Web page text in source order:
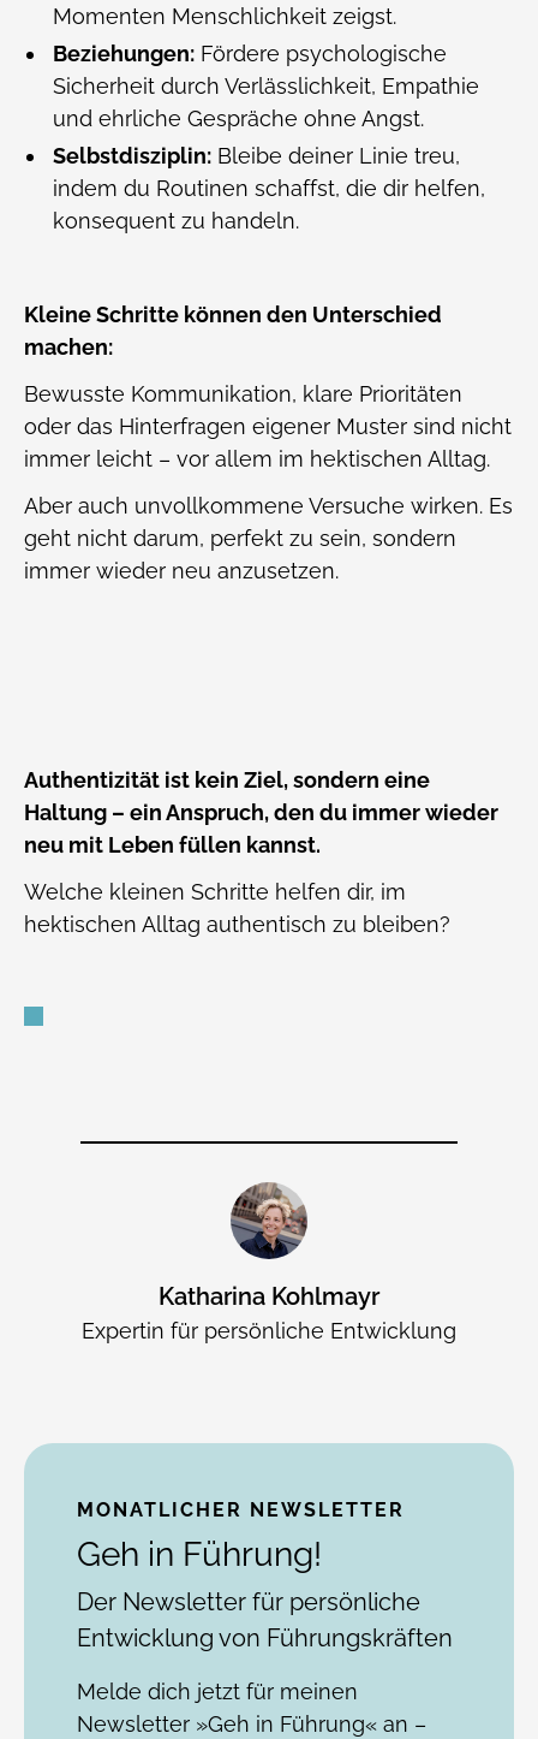
Momenten Menschlichkeit zeigst.
Beziehungen: Fördere psychologische
Sicherheit durch Verlässlichkeit, Empathie
und ehrliche Gespräche ohne Angst.
Selbstdisziplin: Bleibe deiner Linie treu,
indem du Routinen schaffst, die dir helfen,
konsequent zu handeln.
Kleine Schritte können den Unterschied
machen:
Bewusste Kommunikation, klare Prioritäten
oder das Hinterfragen eigener Muster sind nicht
immer leicht – vor allem im hektischen Alltag.
Aber auch unvollkommene Versuche wirken. Es
geht nicht darum, perfekt zu sein, sondern
immer wieder neu anzusetzen.
Authentizität ist kein Ziel, sondern eine
Haltung – ein Anspruch, den du immer wieder
neu mit Leben füllen kannst.
Welche kleinen Schritte helfen dir, im
hektischen Alltag authentisch zu bleiben?
Katharina Kohlmayr
Expertin für persönliche Entwicklung
MONATLICHER NEWSLETTER
Geh in Führung!
Der Newsletter für persönliche
Entwicklung von Führungskräften
Melde dich jetzt für meinen
Newsletter »Geh in Führung« an –